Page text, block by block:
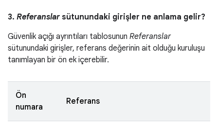
3. Referanslar sütunundaki girişler ne anlama gelir?
Güvenlik açığı ayrıntıları tablosunun Referanslar
sütunundaki girişler, referans değerinin ait olduğu kuruluşu
tanımlayan bir ön ek içerebilir.
Ön
numara
Referans